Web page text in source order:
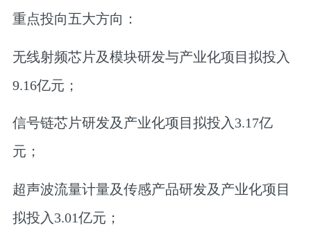
重点投向五大方向：
无线射频芯片及模块研发与产业化项目拟投入
9.16亿元；
信号链芯片研发及产业化项目拟投入3.17亿
元；
超声波流量计量及传感产品研发及产业化项目
拟投入3.01亿元；